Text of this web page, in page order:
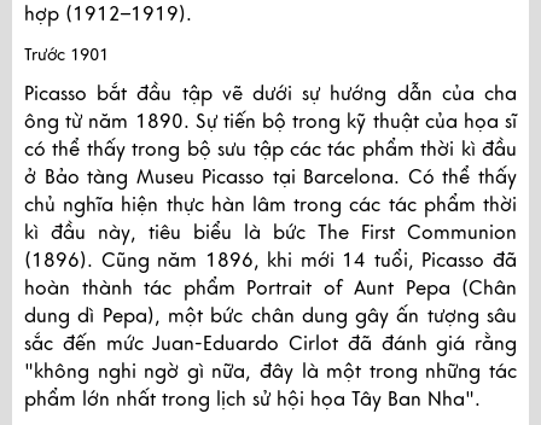
hợp (1912–1919).
Trước 1901
Picasso bắt đầu tập vẽ dưới sự hướng dẫn của cha
ông từ năm 1890. Sự tiến bộ trong kỹ thuật của họa sĩ
có thể thấy trong bộ sưu tập các tác phẩm thời kì đầu
ở Bảo tàng Museu Picasso tại Barcelona. Có thể thấy
chủ nghĩa hiện thực hàn lâm trong các tác phẩm thời
kì đầu này, tiêu biểu là bức The First Communion
(1896). Cũng năm 1896, khi mới 14 tuổi, Picasso đã
hoàn thành tác phẩm Portrait of Aunt Pepa (Chân
dung dì Pepa), một bức chân dung gây ấn tượng sâu
sắc đến mức Juan-Eduardo Cirlot đã đánh giá rằng
"không nghi ngờ gì nữa, đây là một trong những tác
phẩm lớn nhất trong lịch sử hội họa Tây Ban Nha".